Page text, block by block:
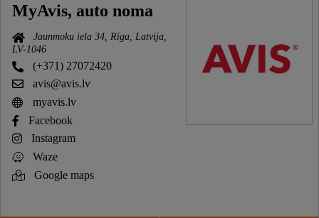
MyAvis, auto noma
Jaunmoku iela 34, Rīga, Latvija,
LV-1046
(+371) 27072420
avis@avis.lv
myavis.lv
Facebook
Instagram
Waze
Google maps